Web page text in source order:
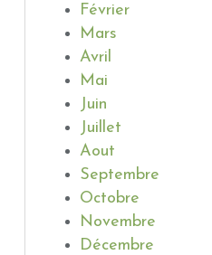
Février
Mars
Avril
Mai
Juin
Juillet
Aout
Septembre
Octobre
Novembre
Décembre